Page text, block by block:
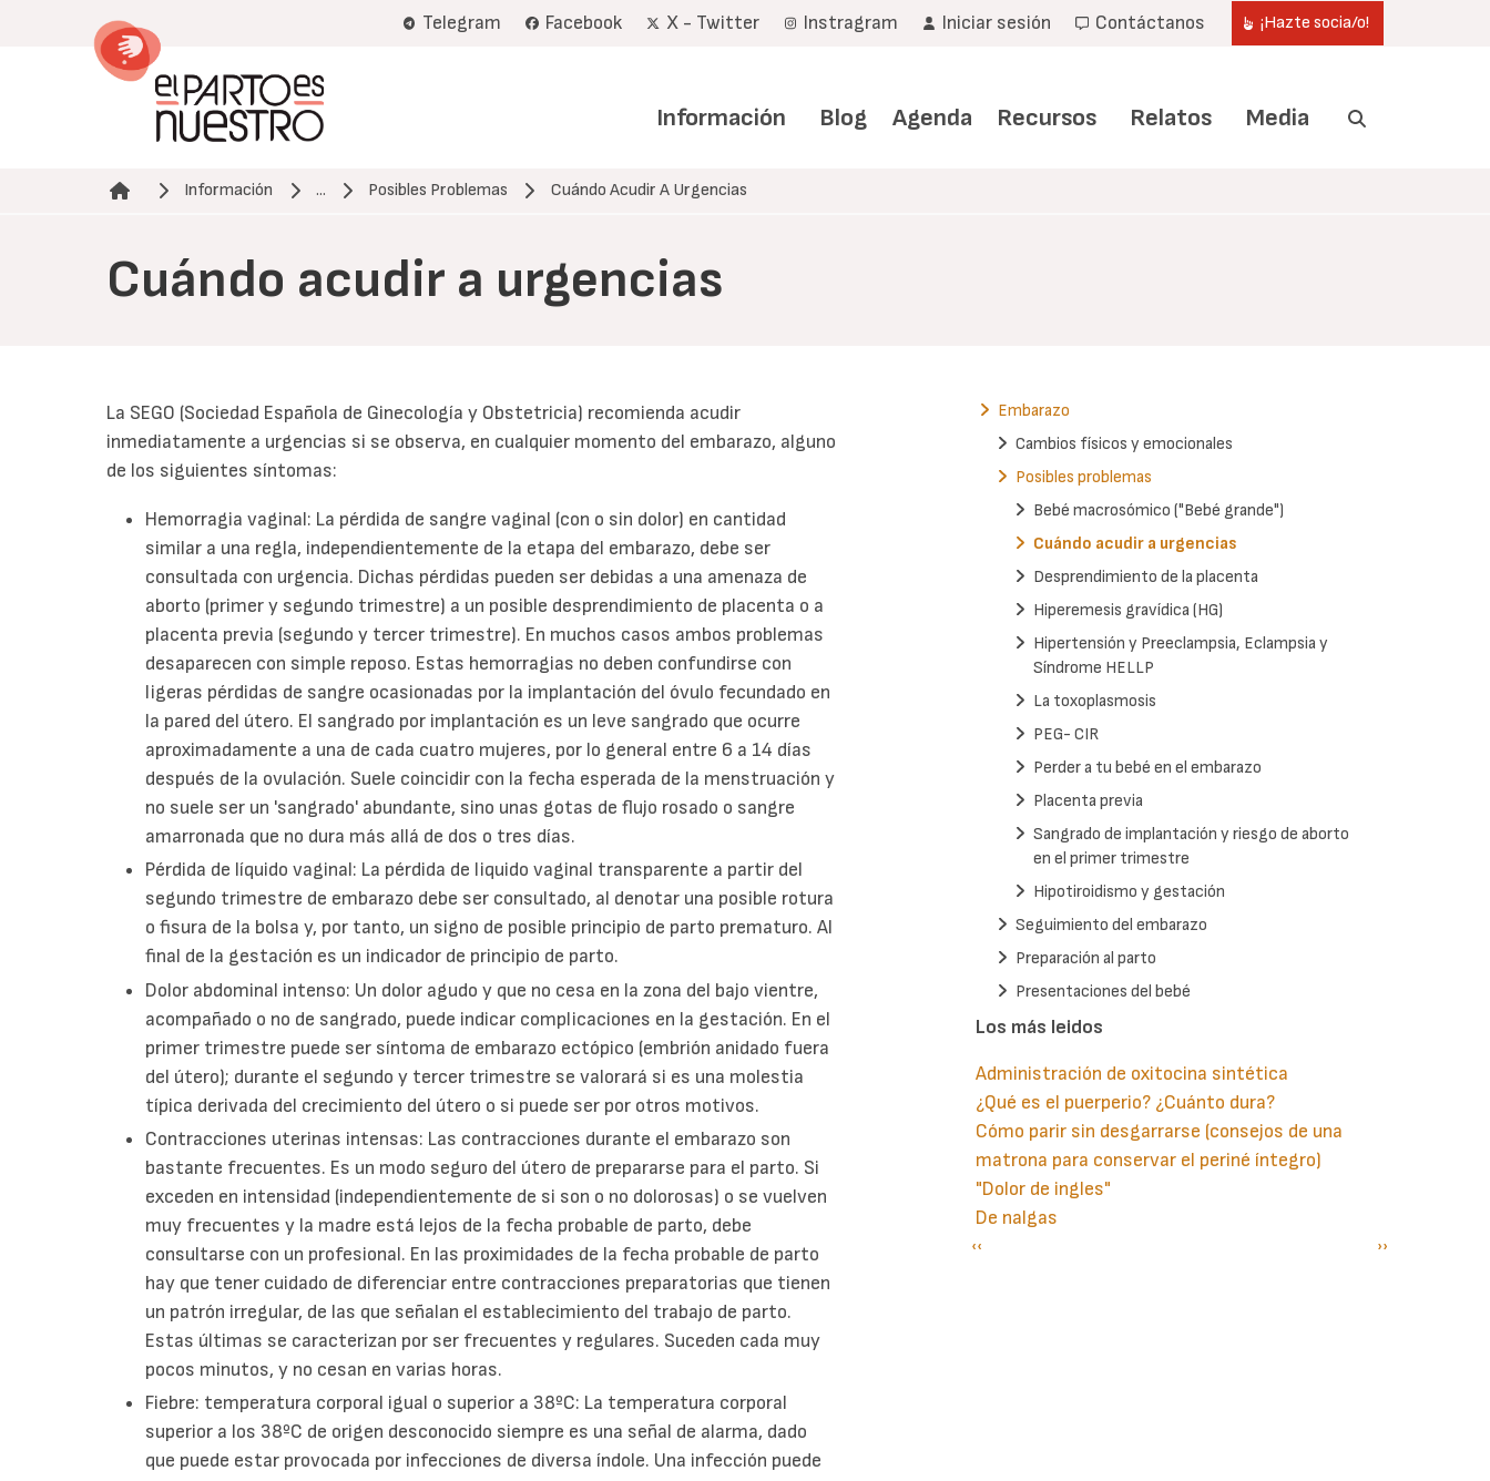
Telegram Facebook X - Twitter Instragram Iniciar sesión Contáctanos ¡Hazte socia/o!
Información Blog Agenda Recursos Relatos Media
Ruta de navegación
Información ... Posibles Problemas Cuándo Acudir A Urgencias
Cuándo acudir a urgencias
La SEGO (Sociedad Española de Ginecología y Obstetricia) recomienda acudir
inmediatamente a urgencias si se observa, en cualquier momento del embarazo, alguno
de los siguientes síntomas:
Hemorragia vaginal: La pérdida de sangre vaginal (con o sin dolor) en cantidad
similar a una regla, independientemente de la etapa del embarazo, debe ser
consultada con urgencia. Dichas pérdidas pueden ser debidas a una amenaza de
aborto (primer y segundo trimestre) a un posible desprendimiento de placenta o a
placenta previa (segundo y tercer trimestre). En muchos casos ambos problemas
desaparecen con simple reposo. Estas hemorragias no deben confundirse con
ligeras pérdidas de sangre ocasionadas por la implantación del óvulo fecundado en
la pared del útero. El sangrado por implantación es un leve sangrado que ocurre
aproximadamente a una de cada cuatro mujeres, por lo general entre 6 a 14 días
después de la ovulación. Suele coincidir con la fecha esperada de la menstruación y
no suele ser un 'sangrado' abundante, sino unas gotas de flujo rosado o sangre
amarronada que no dura más allá de dos o tres días.
Pérdida de líquido vaginal: La pérdida de liquido vaginal transparente a partir del
segundo trimestre de embarazo debe ser consultado, al denotar una posible rotura
o fisura de la bolsa y, por tanto, un signo de posible principio de parto prematuro. Al
final de la gestación es un indicador de principio de parto.
Dolor abdominal intenso: Un dolor agudo y que no cesa en la zona del bajo vientre,
acompañado o no de sangrado, puede indicar complicaciones en la gestación. En el
primer trimestre puede ser síntoma de embarazo ectópico (embrión anidado fuera
del útero); durante el segundo y tercer trimestre se valorará si es una molestia
típica derivada del crecimiento del útero o si puede ser por otros motivos.
Contracciones uterinas intensas: Las contracciones durante el embarazo son
bastante frecuentes. Es un modo seguro del útero de prepararse para el parto. Si
exceden en intensidad (independientemente de si son o no dolorosas) o se vuelven
muy frecuentes y la madre está lejos de la fecha probable de parto, debe
consultarse con un profesional. En las proximidades de la fecha probable de parto
hay que tener cuidado de diferenciar entre contracciones preparatorias que tienen
un patrón irregular, de las que señalan el establecimiento del trabajo de parto.
Estas últimas se caracterizan por ser frecuentes y regulares. Suceden cada muy
pocos minutos, y no cesan en varias horas.
Fiebre: temperatura corporal igual o superior a 38ºC: La temperatura corporal
superior a los 38ºC de origen desconocido siempre es una señal de alarma, dado
que puede estar provocada por infecciones de diversa índole. Una infección puede
Embarazo
Cambios físicos y emocionales
Posibles problemas
Bebé macrosómico ("Bebé grande")
Cuándo acudir a urgencias
Desprendimiento de la placenta
Hiperemesis gravídica (HG)
Hipertensión y Preeclampsia, Eclampsia y
Síndrome HELLP
La toxoplasmosis
PEG- CIR
Perder a tu bebé en el embarazo
Placenta previa
Sangrado de implantación y riesgo de aborto
en el primer trimestre
Hipotiroidismo y gestación
Seguimiento del embarazo
Preparación al parto
Presentaciones del bebé
Los más leidos
Administración de oxitocina sintética
¿Qué es el puerperio? ¿Cuánto dura?
Cómo parir sin desgarrarse (consejos de una
matrona para conservar el periné íntegro)
"Dolor de ingles"
De nalgas
Paginación
Página
‹‹
Siguiente
››